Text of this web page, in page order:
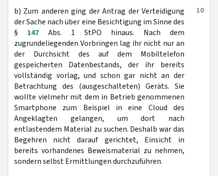
10
b) Zum anderen ging der Antrag der Verteidigung
der Sache nach über eine Besichtigung im Sinne des
§ 147 Abs. 1 StPO hinaus. Nach dem
zugrundeliegenden Vorbringen lag ihr nicht nur an
der Durchsicht des auf dem Mobiltelefon
gespeicherten Datenbestands, der ihr bereits
vollständig vorlag, und schon gar nicht an der
Betrachtung des (ausgeschalteten) Geräts. Sie
wollte vielmehr mit dem in Betrieb genommenen
Smartphone zum Beispiel in eine Cloud des
Angeklagten gelangen, um dort nach
entlastendem Material zu suchen. Deshalb war das
Begehren nicht darauf gerichtet, Einsicht in
bereits vorhandenes Beweismaterial zu nehmen,
sondern selbst Ermittlungen durchzuführen.